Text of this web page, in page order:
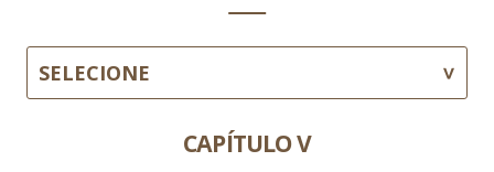
SELECIONE
CAPÍTULO V